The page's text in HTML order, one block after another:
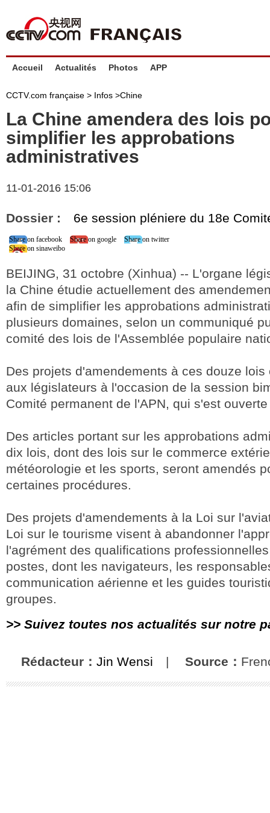
Accueil Actualités Photos APP
CCTV.com française > Infos >Chine
La Chine amendera des lois
simplifier les approbations
administratives
11-01-2016 15:06
Dossier : 6e session pléniere du 18e
Share on facebook Share on google
Share on twitter
Share on sinaweibo
BEIJING, 31 octobre (Xinhua) -- L'organe
la Chine étudie actuellement des
afin de simplifier les approbations
plusieurs domaines, selon un communiqué
comité des lois de l'Assemblée populaire
Des projets d'amendements à ces douze
aux législateurs à l'occasion de la session
Comité permanent de l'APN, qui s'est
Des articles portant sur les approbations
dix lois, dont des lois sur le commerce
météorologie et les sports, seront amendés
certaines procédures.
Des projets d'amendements à la Loi sur
Loi sur le tourisme visent à abandonner
l'agrément des qualifications
postes, dont les navigateurs, les
communication aérienne et les guides
groupes.
>> Suivez toutes nos actualités sur notre
Rédacteur： Jin Wensi | Source：